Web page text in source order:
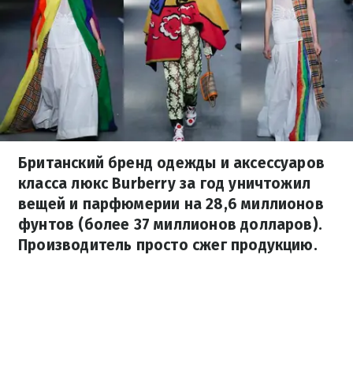
Британский бренд одежды и аксессуаров
класса люкс Burberry за год уничтожил
вещей и парфюмерии на 28,6 миллионов
фунтов (более 37 миллионов долларов).
Производитель просто сжег продукцию.